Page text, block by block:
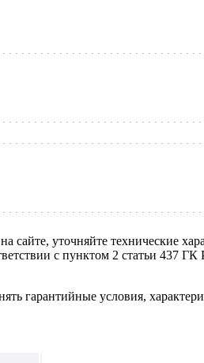
сайте, уточняйте технические
с пунктом 2 статьи
гарантийные условия,